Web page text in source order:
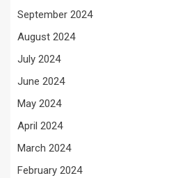
September 2024
August 2024
July 2024
June 2024
May 2024
April 2024
March 2024
February 2024